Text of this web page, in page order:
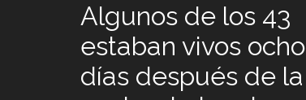
Algunos de los 43
estaban vivos ocho
días después de la